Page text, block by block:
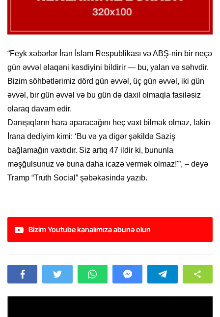
“Feyk xəbərlər İran İslam Respublikası və ABŞ-nin bir neçə
gün əvvəl əlaqəni kəsdiyini bildirir — bu, yalan və səhvdir.
Bizim söhbətlərimiz dörd gün əvvəl, üç gün əvvəl, iki gün
əvvəl, bir gün əvvəl və bu gün də daxil olmaqla fasiləsiz
olaraq davam edir.
Danışıqların hara aparacağını heç vaxt bilmək olmaz, lakin
İrana dediyim kimi: ‘Bu və ya digər şəkildə Saziş
bağlamağın vaxtıdır. Siz artıq 47 ildir ki, bununla
məşğulsunuz və buna daha icazə vermək olmaz!'”, – deyə
Tramp “Truth Social” şəbəkəsində yazıb.
Bizim Youtube kanalımıza abunə olun